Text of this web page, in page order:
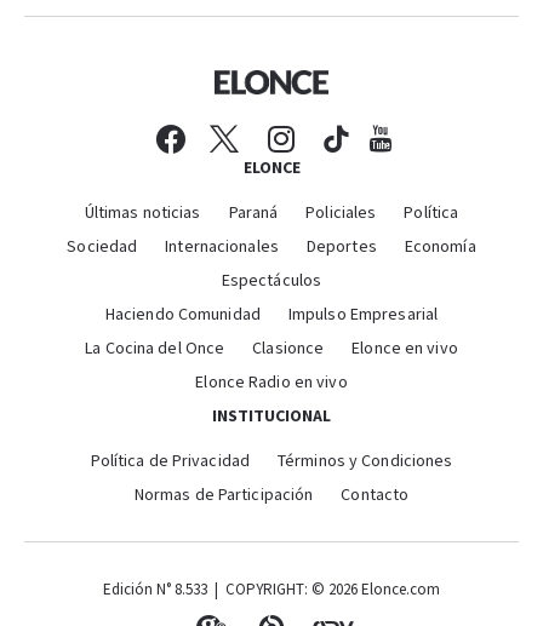
ELONCE
Últimas noticias Paraná Policiales
Política
Sociedad
Internacionales Deportes
Economía
Espectáculos
Haciendo Comunidad
Impulso Empresarial
La Cocina del Once
Clasionce
Elonce en vivo
Elonce Radio en vivo
INSTITUCIONAL
Política de Privacidad
Términos y Condiciones
Normas de Participación
Contacto
Edición N° 8.533 | COPYRIGHT: © 2026 Elonce.com